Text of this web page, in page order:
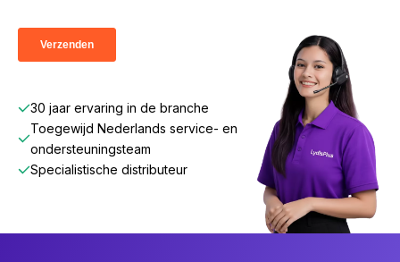
30 jaar ervaring in de branche
Toegewijd Nederlands service- en
ondersteuningsteam
Specialistische distributeur